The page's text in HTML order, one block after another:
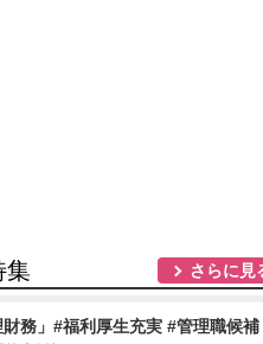
集 さらに見
財務」#福利厚生充実 #管理職候補